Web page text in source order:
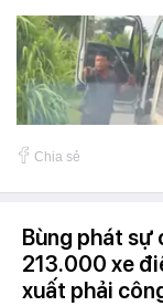
Chia sẻ
Bùng phát sự
213.000 xe
xuất phải